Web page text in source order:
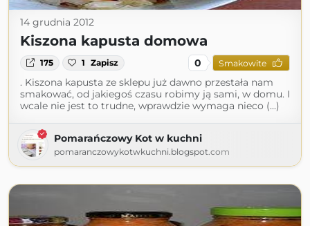
14 grudnia 2012
Kiszona kapusta domowa
175 1 Zapisz 0 Smakowite
. Kiszona kapusta ze sklepu już dawno przestała nam
smakować, od jakiegoś czasu robimy ją sami, w domu. I
wcale nie jest to trudne, wprawdzie wymaga nieco (...)
Pomarańczowy Kot w kuchni
pomaranczowykotwkuchni.blogspot.com